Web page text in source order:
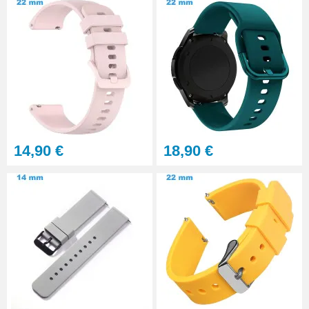
Sacoche pour réparation de
montre - 12 outils
32,90 €
Gros pointeau de pose
manipulation bracelet montre
4,90 €
7,90 €
Outil pointeau de pose suisse
professionnel BERGEON
14,90 € 18,90 €